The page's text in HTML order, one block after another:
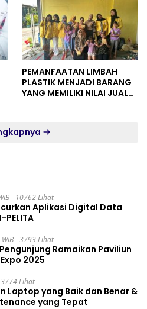
PEMANFAATAN LIMBAH
PLASTIK MENJADI BARANG
YANG MEMILIKI NILAI JUAL
10762 Lihat
Aplikasi Digital Data
3793 Lihat
Ramaikan Paviliun
2025
3774 Lihat
Laptop yang Baik dan Benar &
yang Tepat